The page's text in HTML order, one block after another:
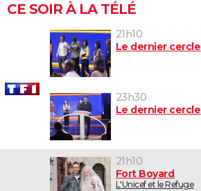
CE SOIR À LA TÉLÉ
21h10
Le dernier cercle
23h30
Le dernier cercle
21h10
Fort Boyard
L'Unicef et le Refuge